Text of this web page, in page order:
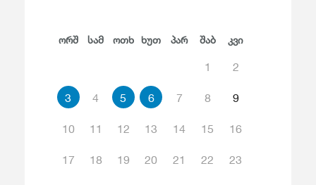
Ორშ Სამ Ოთხ Ხუთ Პარ Შაბ Კვი
1 2
3 4 5 6 7 8 9
10 11 12 13 14 15 16
17 18 19 20 21 22 23